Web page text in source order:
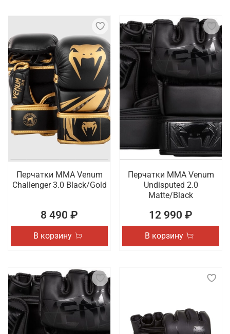
Перчатки ММА Venum
Challenger 3.0 Black/Gold
8 490 ₽
В корзину
Перчатки ММА Venum
Undisputed 2.0
Matte/Black
12 990 ₽
В корзину